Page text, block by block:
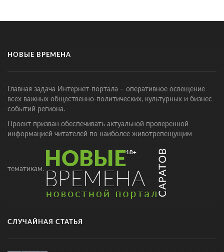
НОВЫЕ ВРЕМЕНА
Главная задача Интернет-портала – оперативное освещение
всех важных общественно-политических, культурных и бизнес
событий региона.
Проект призван обеспечивать актуальной проверенной
информацией читателей по наиболее животрепещущим
тематикам.
СЛУЧАЙНАЯ СТАТЬЯ